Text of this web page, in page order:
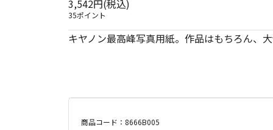
3,542円(税込)
35ポイント
キヤノン最高峰写真用紙。作品はもちろん、
商品コード：8666B005